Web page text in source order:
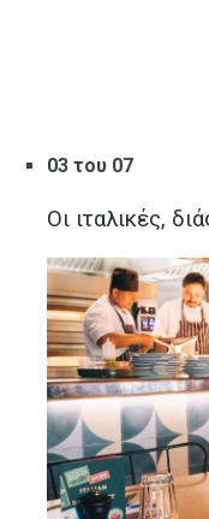
03 του 07
Οι ιταλικές,